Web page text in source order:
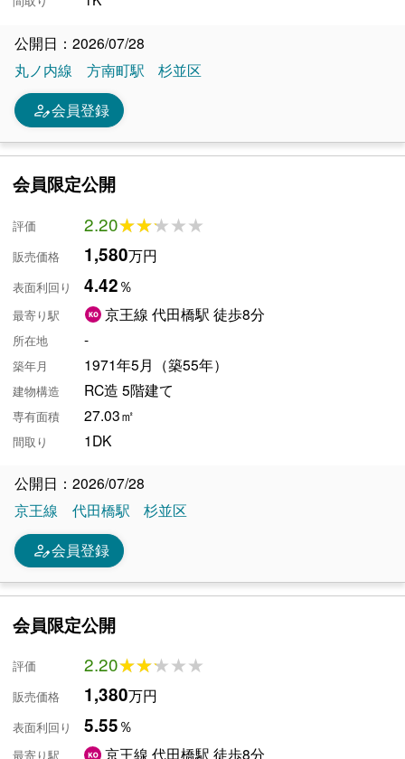
公開日：2026/07/28
丸ノ内線
方南町駅 杉並区
person_edit会員登録
会員限定公開
評価 2.20★★★★★
★★★★★
販売価格 1,580万円
表面利回り 4.42％
最寄り駅 京王線 代田橋駅 徒歩8分
所在地 -
築年月 1971年5月（築55年）
建物構造 RC造 5階建て
専有面積 27.03㎡
間取り 1DK
公開日：2026/07/28
京王線
代田橋駅 杉並区
person_edit会員登録
会員限定公開
評価 2.20★★★★★
★★★★★
販売価格 1,380万円
表面利回り 5.55％
最寄り駅 京王線 代田橋駅 徒歩8分